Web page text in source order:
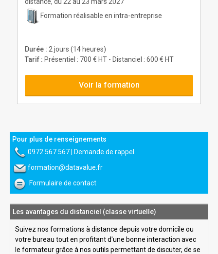
distance, du 22 au 23 mars 2027
Formation réalisable en intra-entreprise
Durée : 2 jours (14 heures)
Tarif : Présentiel : 700 € HT - Distanciel : 600 € HT
Voir la formation
Pour plus de renseignements
0972 567 567
Demande de rappel
formation@datavalue.fr
Formulaire de contact
Les avantages du distanciel (classe virtuelle)
Suivez nos formations à distance depuis votre domicile ou
votre bureau tout en profitant d'une bonne interaction avec
le formateur grâce à nos outils permettant de discuter, de se